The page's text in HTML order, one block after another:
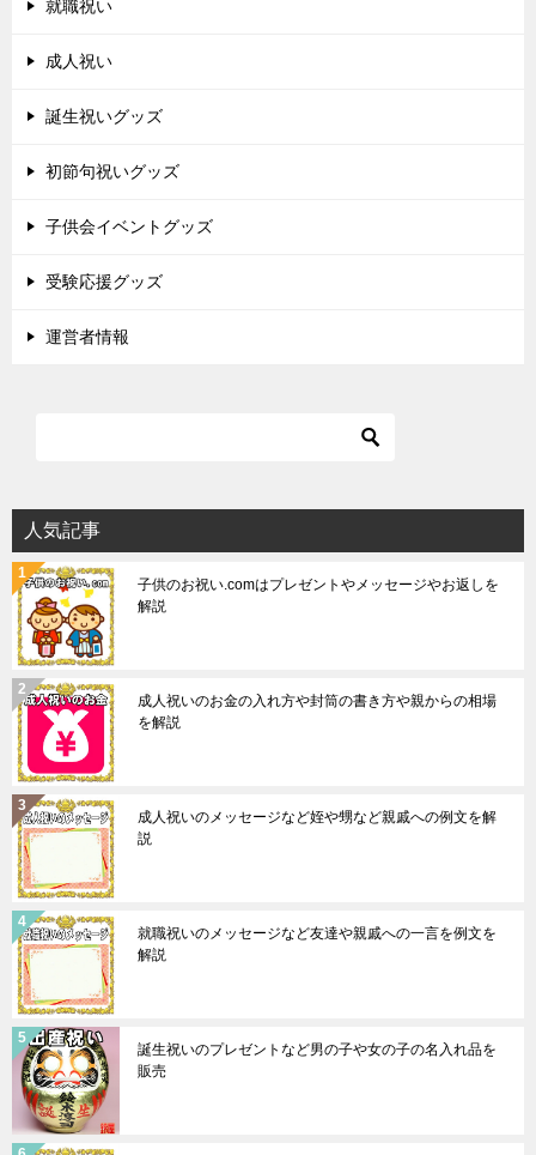
就職祝い
成人祝い
誕生祝いグッズ
初節句祝いグッズ
子供会イベントグッズ
受験応援グッズ
運営者情報
人気記事
子供のお祝い.comはプレゼントやメッセージやお返しを
解説
成人祝いのお金の入れ方や封筒の書き方や親からの相場
を解説
成人祝いのメッセージなど姪や甥など親戚への例文を解
説
就職祝いのメッセージなど友達や親戚への一言を例文を
解説
誕生祝いのプレゼントなど男の子や女の子の名入れ品を
販売